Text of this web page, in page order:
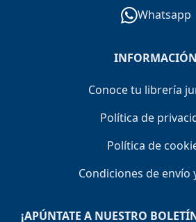
Whatsapp
INFORMACIÓN
Conoce tu librería
Política de
Política de
Condiciones de envío
¡APÚNTATE A NUESTRO